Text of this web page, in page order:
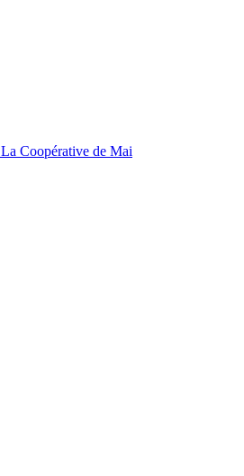
La Coopérative de Mai